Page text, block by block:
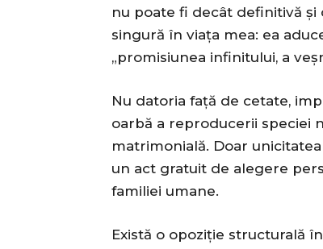
nu poate fi decât definitivă
singură în viața mea: ea
„promisiunea infinitului, a
Nu datoria față de cetate,
oarbă a reproducerii speciei
matrimonială. Doar
un act gratuit de alegere
familiei umane.
Există o opoziție structurală